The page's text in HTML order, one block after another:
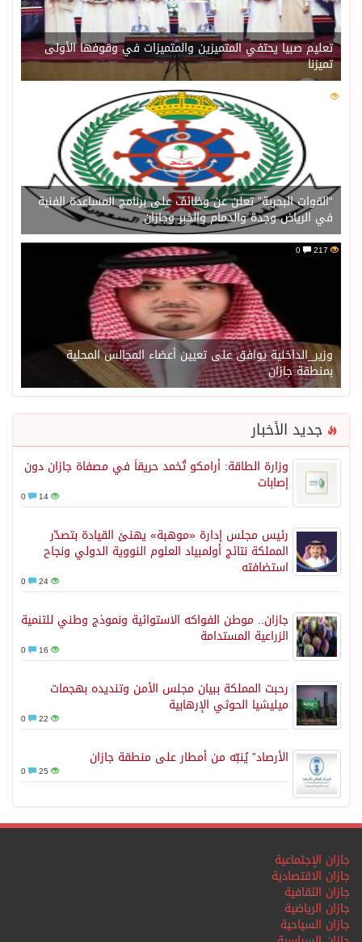
تعليم صبيا يحتفي المتميزين والمتميزات في وقوفها الأولى
تميزنا
217
“القوات البحرية” تعلن عن وظائف على برنامج المساعدة الفنية
في الرياض وجدة والدمام والخبر وجازان
217
وزير_الداخلية يوافق على تعيين أعضاء المجالس المحلية
بمنطقة جازان
جديد الأخبار
وزارة الطاقة: أرامكو تُخمد حريقاً في مصفاة جازان دون
إصابات
14
رئيس مجلس إدارة «موهبة» يهنئ القيادة بتصدّر
المملكة نتائج أولمبياد العلوم النووية الدولي ونجاح
استضافته
24
جازان.. موطن الفواكه الاستوائية ونموذج وطني للتنمية
الزراعية المستدامة
16
رحبت المملكة ببيان مجلس الأمن وتنديده بهجمات
ميليشيا الحوثي الإرهابية
22
الأرصاد” يُنبّه من أمطار على منطقة جازان
25
جازان الإجتماعية
جازان الاقتصادية
جازان الثقافية
جازان الرياضية
جازان السياحية